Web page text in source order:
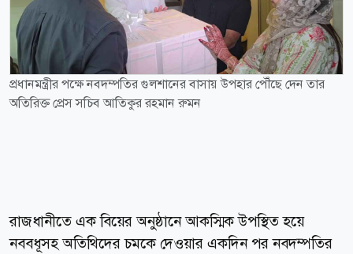
প্রধানমন্ত্রীর পক্ষে নবদম্পতির গুলশানের বাসায় উপহার পৌঁছে দেন তার
অতিরিক্ত প্রেস সচিব আতিকুর রহমান রুমন
রাজধানীতে এক বিয়ের অনুষ্ঠানে আকস্মিক উপস্থিত হয়ে
নববধূসহ অতিথিদের চমকে দেওয়ার একদিন পর নবদম্পতির